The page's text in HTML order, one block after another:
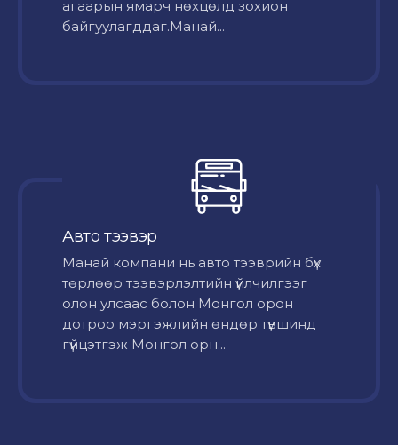
агаарын ямарч нөхцөлд зохион
байгуулагддаг.Манай...
Авто тээвэр
Mанай компани нь авто тээврийн бүх
төрлөөр тээвэрлэлтийн үйлчилгээг
олон улсаас болон Монгол орон
дотроо мэргэжлийн өндөр түвшинд
гүйцэтгэж Монгол орн...